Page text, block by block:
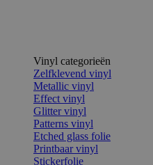
Vinyl categorieën
Zelfklevend vinyl
Metallic vinyl
Effect vinyl
Glitter vinyl
Patterns vinyl
Etched glass folie
Printbaar vinyl
Stickerfolie